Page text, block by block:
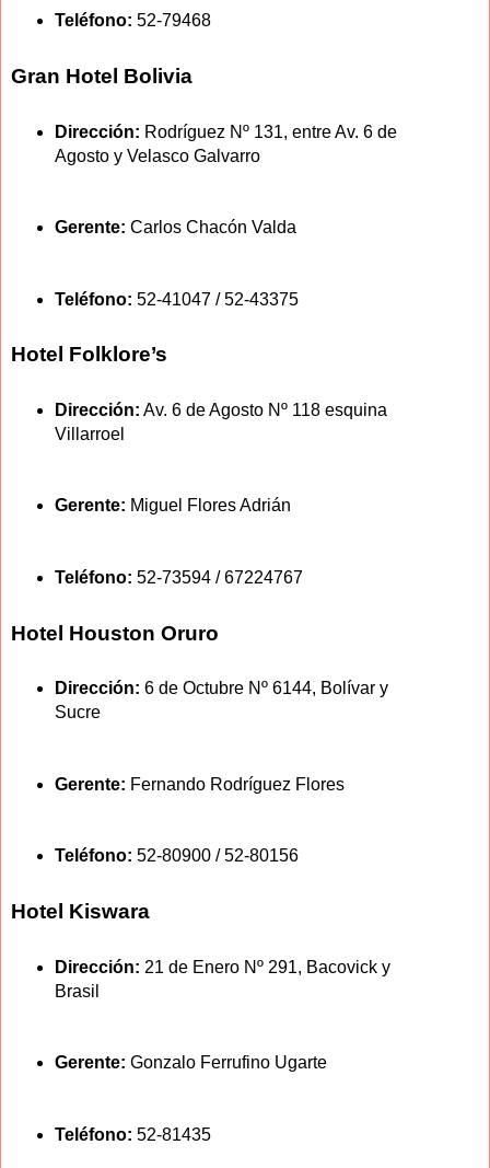
Teléfono: 52-79468
Gran Hotel Bolivia
Dirección: Rodríguez Nº 131, entre Av. 6 de
Agosto y Velasco Galvarro
Gerente: Carlos Chacón Valda
Teléfono: 52-41047 / 52-43375
Hotel Folklore’s
Dirección: Av. 6 de Agosto Nº 118 esquina
Villarroel
Gerente: Miguel Flores Adrián
Teléfono: 52-73594 / 67224767
Hotel Houston Oruro
Dirección: 6 de Octubre Nº 6144, Bolívar y
Sucre
Gerente: Fernando Rodríguez Flores
Teléfono: 52-80900 / 52-80156
Hotel Kiswara
Dirección: 21 de Enero Nº 291, Bacovick y
Brasil
Gerente: Gonzalo Ferrufino Ugarte
Teléfono: 52-81435